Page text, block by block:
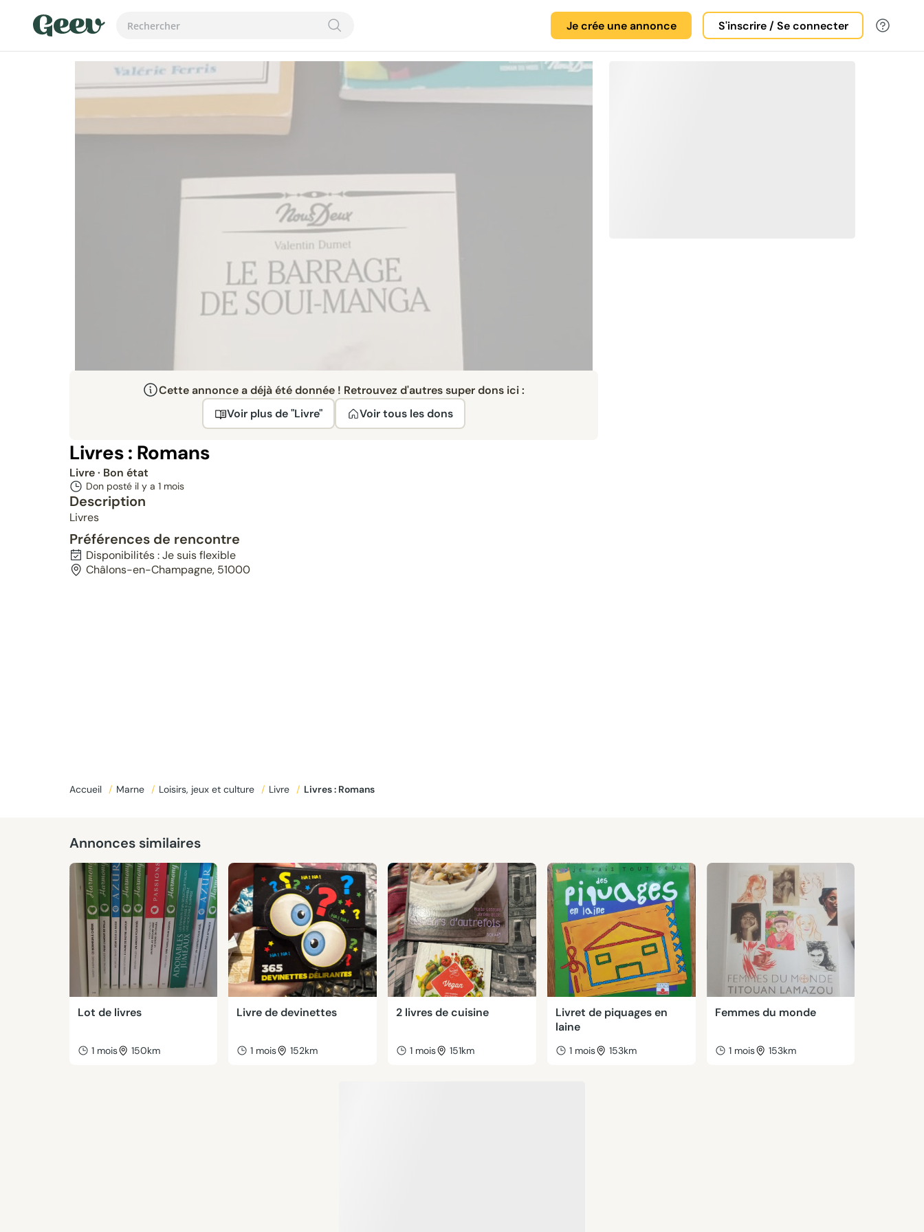
Je crée une annonce S'inscrire / Se connecter
Cette annonce a déjà été donnée ! Retrouvez d'autres super dons ici :
Voir plus de "Livre"
Voir tous les dons
Livres : Romans
Livre· Bon état
Don posté il y a 1 mois
Description
Livres
Préférences de rencontre
Disponibilités : Je suis flexible
Châlons-en-Champagne, 51000
Accueil / Marne / Loisirs, jeux et culture / Livre / Livres : Romans
Annonces similaires
Lot de livres
1 mois 150km
Livre de devinettes
1 mois 152km
2 livres de cuisine
1 mois 151km
Livret de piquages en
laine
1 mois 153km
Femmes du monde
1 mois 153km